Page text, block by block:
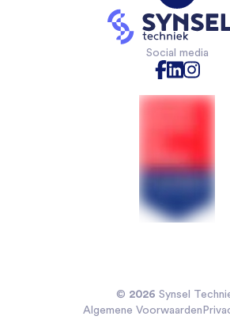
Contact opnemen
Industriële Automatisering
Mechanical Engineers
Software & Electrical Engineers
Monteurs Technische DienstSocial media
© 2026 Synsel
Algemene Voorwaarden